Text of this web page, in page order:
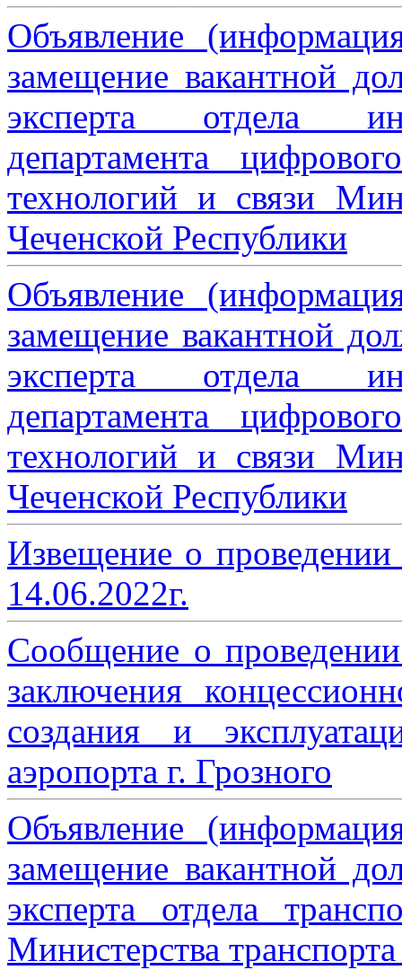
Объявление
замещение вакантной
эксперта отдела
департамента
технологий и связи
Чеченской Республики
Объявление
замещение вакантной
эксперта отдела
департамента
технологий и связи
Чеченской Республики
Извещение о
14.06.2022г.
Сообщение о
заключения
создания и
аэропорта г. Грозного
Объявление
замещение вакантной
эксперта отдела
Министерства